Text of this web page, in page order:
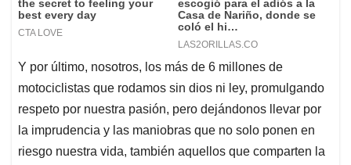
Y por último, nosotros, los más de 6 millones de
motociclistas que rodamos sin dios ni ley, promulgando
respeto por nuestra pasión, pero dejándonos llevar por
la imprudencia y las maniobras que no solo ponen en
riesgo nuestra vida, también aquellos que comparten la